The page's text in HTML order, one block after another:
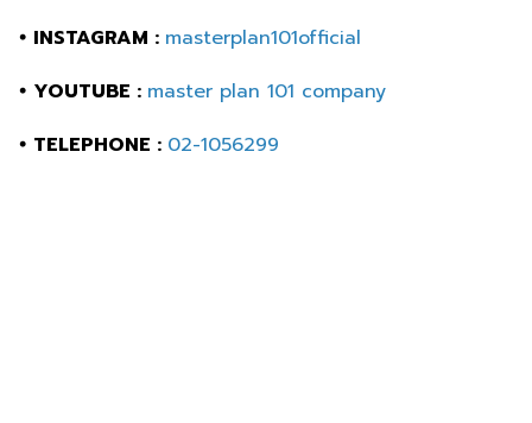
• INSTAGRAM : masterplan101official
• YOUTUBE : master plan 101 company
• TELEPHONE : 02-1056299